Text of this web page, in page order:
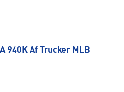
940K Af Trucker MLB